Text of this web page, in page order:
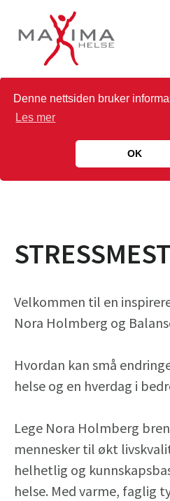
Denne nettsiden bruker
Les mer
OK
Velkommen til en
Nora Holmberg og
Hvordan kan små
helse og en hverdag i
Lege Nora Holmberg
mennesker til økt
helhetlig og
helse. Med varme, faglig